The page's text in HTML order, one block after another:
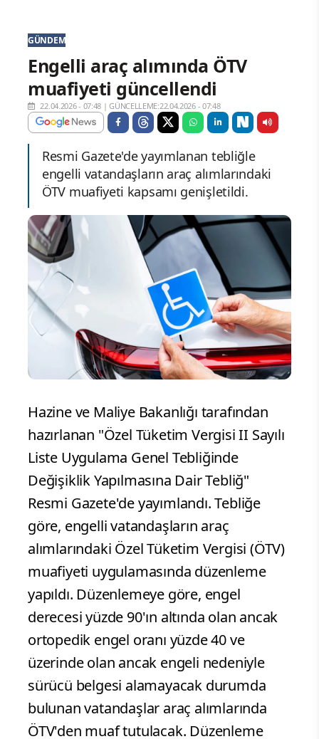
GÜNDEM
Engelli araç alımında ÖTV
muafiyeti güncellendi
22.04.2026 - 07:48 |GÜNCELLEME:22.04.2026 - 07:48
Resmi Gazete'de yayımlanan tebliğle
engelli vatandaşların araç alımlarındaki
ÖTV muafiyeti kapsamı genişletildi.
Hazine ve Maliye Bakanlığı tarafından
hazırlanan "Özel Tüketim Vergisi II Sayılı
Liste Uygulama Genel Tebliğinde
Değişiklik Yapılmasına Dair Tebliğ"
Resmi Gazete'de yayımlandı. Tebliğe
göre, engelli vatandaşların araç
alımlarındaki Özel Tüketim Vergisi (ÖTV)
muafiyeti uygulamasında düzenleme
yapıldı. Düzenlemeye göre, engel
derecesi yüzde 90'ın altında olan ancak
ortopedik engel oranı yüzde 40 ve
üzerinde olan ancak engeli nedeniyle
sürücü belgesi alamayacak durumda
bulunan vatandaşlar araç alımlarında
ÖTV'den muaf tutulacak. Düzenleme